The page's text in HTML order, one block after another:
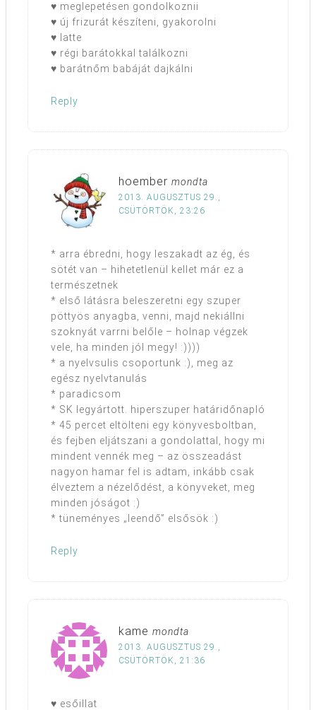
♥ meglepetésen gondolkoznii
♥ új frizurát készíteni, gyakorolni
♥ latte
♥ régi barátokkal találkozni
♥ barátnőm babáját dajkálni
Reply
hoember mondta
2013. AUGUSZTUS 29.,
CSÜTÖRTÖK, 23:26
* arra ébredni, hogy leszakadt az ég, és
sötét van – hihetetlenül kellet már ez a
természetnek
* első látásra beleszeretni egy szuper
pöttyös anyagba, venni, majd nekiállni
szoknyát varrni belőle – holnap végzek
vele, ha minden jól megy! :))))
* a nyelvsulis csoportunk :), meg az
egész nyelvtanulás
* paradicsom
* SK legyártott. hiperszuper határidőnapló
* 45 percet eltölteni egy könyvesboltban,
és fejben eljátszani a gondolattal, hogy mi
mindent vennék meg – az összeadást
nagyon hamar fel is adtam, inkább csak
élveztem a nézelődést, a könyveket, meg
minden jóságot :)
* tüneményes „leendő” elsősök :)
Reply
kame mondta
2013. AUGUSZTUS 29.,
CSÜTÖRTÖK, 21:36
♥ esőillat